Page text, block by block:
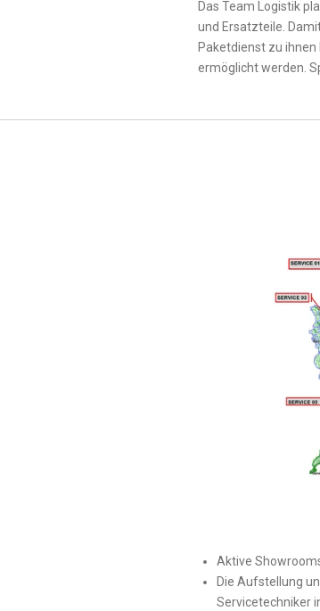
Das Team Logistik
und Ersatzteile.
Paketdienst zu
ermöglicht werden.
Aktive
Die Aufstellung
Servicetechniker